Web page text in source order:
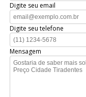
Digite seu email
Digite seu telefone
Mensagem